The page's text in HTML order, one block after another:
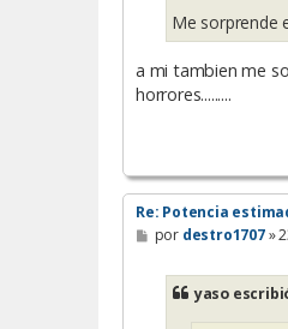
Me sorprende
a mi tambien me
horrores.........
Re: Potencia
M
e
por destro1707»
yaso